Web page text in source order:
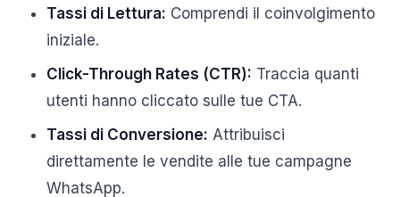
Tassi di Lettura: Comprendi il coinvolgimento
iniziale.
Click-Through Rates (CTR): Traccia quanti
utenti hanno cliccato sulle tue CTA.
Tassi di Conversione: Attribuisci
direttamente le vendite alle tue campagne
WhatsApp.